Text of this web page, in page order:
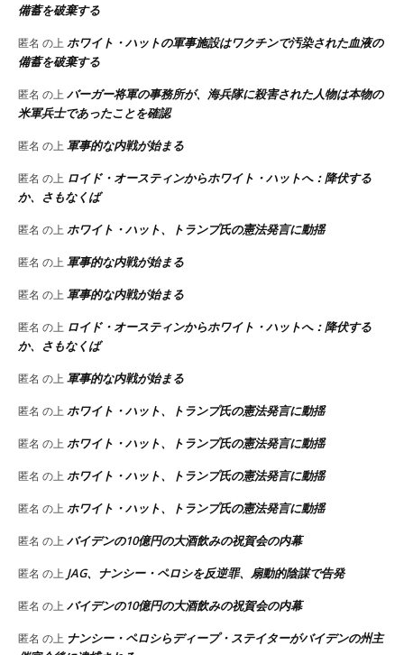
備蓄を破棄する
匿名 の上 ホワイト・ハットの軍事施設はワクチンで汚染された血液の
備蓄を破棄する
匿名 の上 バーガー将軍の事務所が、海兵隊に殺害された人物は本物の
米軍兵士であったことを確認
匿名 の上 軍事的な内戦が始まる
匿名 の上 ロイド・オースティンからホワイト・ハットへ：降伏する
か、さもなくば
匿名 の上 ホワイト・ハット、トランプ氏の憲法発言に動揺
匿名 の上 軍事的な内戦が始まる
匿名 の上 軍事的な内戦が始まる
匿名 の上 ロイド・オースティンからホワイト・ハットへ：降伏する
か、さもなくば
匿名 の上 軍事的な内戦が始まる
匿名 の上 ホワイト・ハット、トランプ氏の憲法発言に動揺
匿名 の上 ホワイト・ハット、トランプ氏の憲法発言に動揺
匿名 の上 ホワイト・ハット、トランプ氏の憲法発言に動揺
匿名 の上 ホワイト・ハット、トランプ氏の憲法発言に動揺
匿名 の上 バイデンの10億円の大酒飲みの祝賀会の内幕
匿名 の上 JAG、ナンシー・ペロシを反逆罪、扇動的陰謀で告発
匿名 の上 バイデンの10億円の大酒飲みの祝賀会の内幕
匿名 の上 ナンシー・ペロシらディープ・ステイターがバイデンの州主